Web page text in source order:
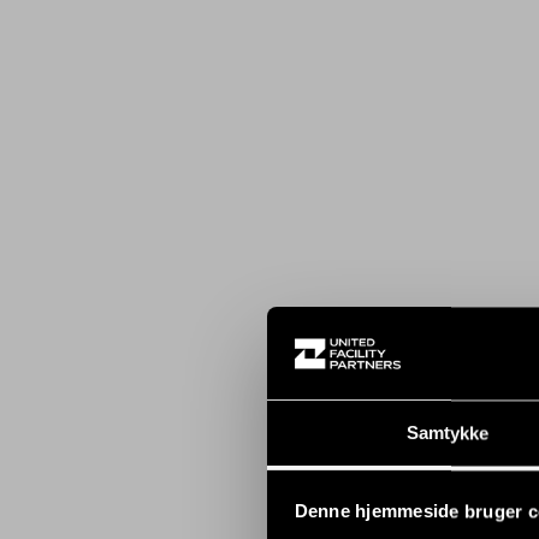
Samtykke
Denne hjemmeside bruger